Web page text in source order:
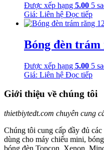
Được xếp hạng 5.00 5
Giá: Liên hệ Đọc tiếp
Bóng đèn
Được xếp hạng 5.00 5
Giá: Liên hệ Đọc tiếp
Giới thiệu về chúng tôi
thietbiytedt.com chuyên cung
Chúng tôi cung cấp đầy đủ
dùng cho máy chiếu mini,